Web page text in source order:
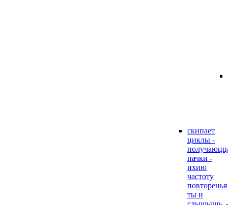
скипает
циклы -
пачки -
ихию
частоту
повторенья
ты и